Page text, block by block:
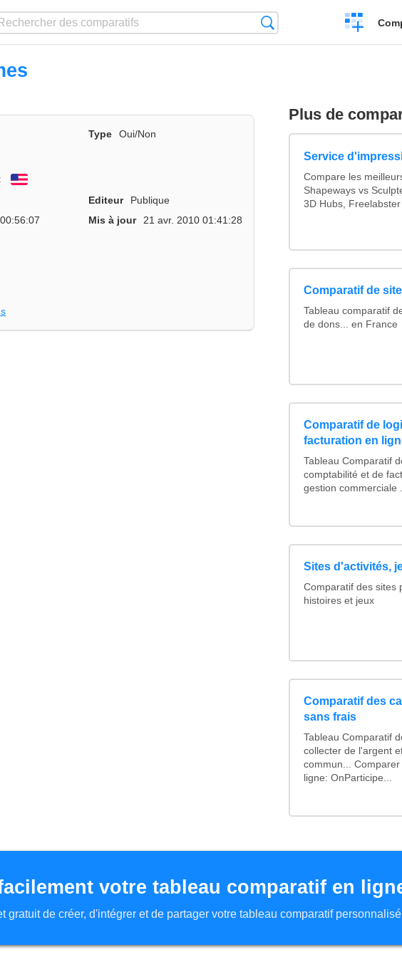
Créer
un
Type
Oui/Non
Editeur
Publique
Mis à jour
21 avr. 2010 01:41:28
Plus de
Service
Compare les
Shapeways vs
3D Hubs, Freelabster
Comparatif de
Tableau comparatif
de dons... en France
Comparatif de
facturation en
Tableau Comparatif
comptabilité et de
gestion commerciale
Sites d'activités,
Comparatif des sites
histoires et jeux
Comparatif des
sans frais
Tableau Comparatif
collecter de l'argent
commun...
ligne: OnParticipe...
votre tableau comparatif en
gratuit de créer, d'intégrer et de partager votre tableau comparatif